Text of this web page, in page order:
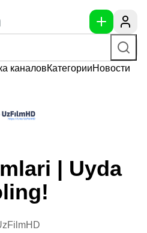
каналовКатегорииНовости
| Uyda